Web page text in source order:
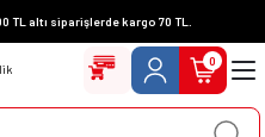
altı siparişlerde kargo 70 TL.
0